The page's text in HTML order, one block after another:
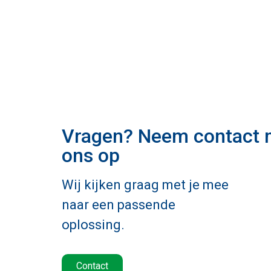
Vragen? Neem contact
ons op
Wij kijken graag met je mee
naar een passende
oplossing.
Contact